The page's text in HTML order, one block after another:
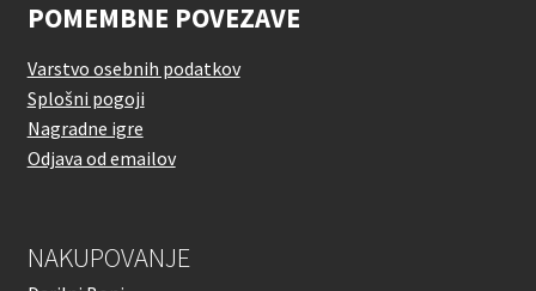
POMEMBNE POVEZAVE
Varstvo osebnih podatkov
Splošni pogoji
Nagradne igre
Odjava od emailov
NAKUPOVANJE